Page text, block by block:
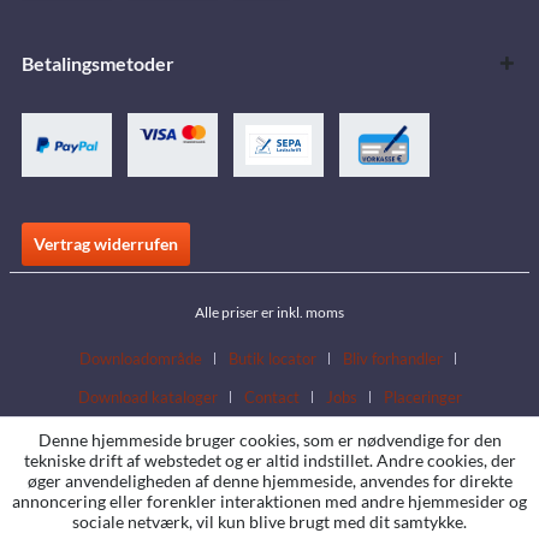
Betalingsmetoder
Vertrag widerrufen
Alle priser er inkl. moms
Downloadområde Butik locator
Bliv forhandler
Download kataloger
Contact Jobs Placeringer
Denne hjemmeside bruger cookies, som er nødvendige for den
tekniske drift af webstedet og er altid indstillet. Andre cookies, der
øger anvendeligheden af denne hjemmeside, anvendes for direkte
annoncering eller forenkler interaktionen med andre hjemmesider og
sociale netværk, vil kun blive brugt med dit samtykke.